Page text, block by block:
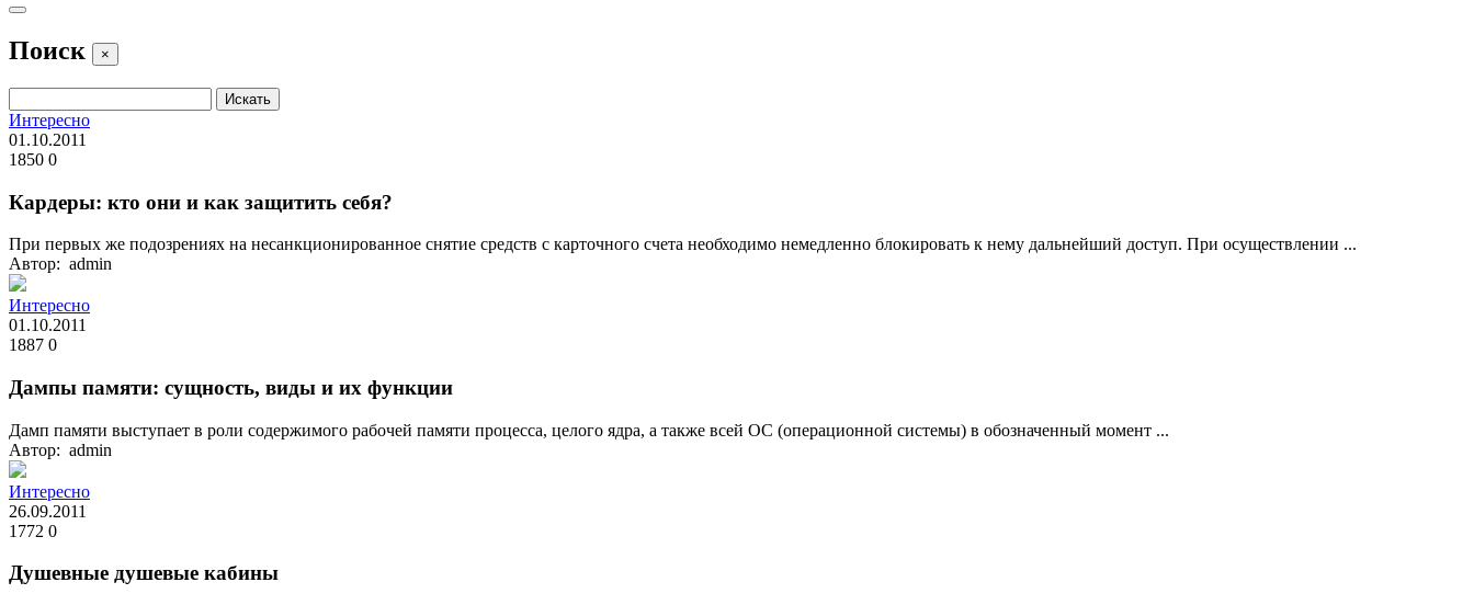
Поиск ×
Интересно
01.10.2011
1850 0
Кардеры: кто они и как защитить себя?
При первых же подозрениях на несанкционированное снятие средств с карточного счета необходимо немедленно блокировать к нему дальнейший доступ. При осуществлении ...
Автор: admin
Интересно
01.10.2011
1887 0
Дампы памяти: сущность, виды и их функции
Дамп памяти выступает в роли содержимого рабочей памяти процесса, целого ядра, а также всей ОС (операционной системы) в обозначенный момент ...
Автор: admin
Интересно
26.09.2011
1772 0
Душевные душевые кабины